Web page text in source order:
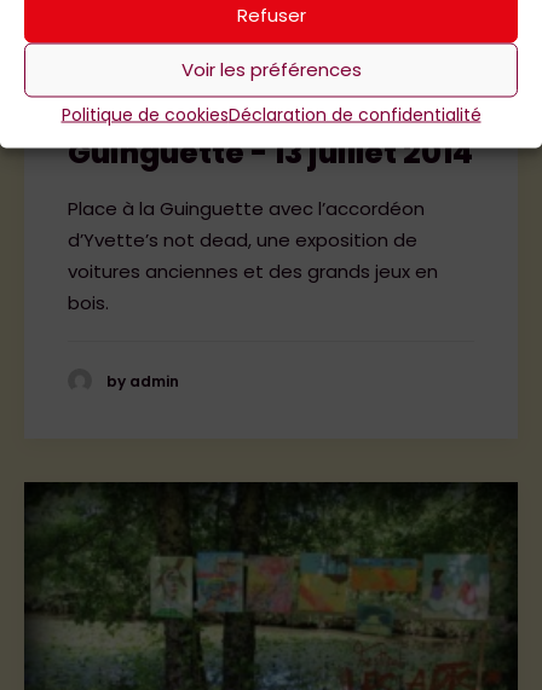
Refuser
Voir les préférences
Politique de cookiesDéclaration de confidentialité
Guinguette - 13 juillet 2014
Place à la Guinguette avec l’accordéon
d’Yvette’s not dead, une exposition de
voitures anciennes et des grands jeux en
bois.
by admin